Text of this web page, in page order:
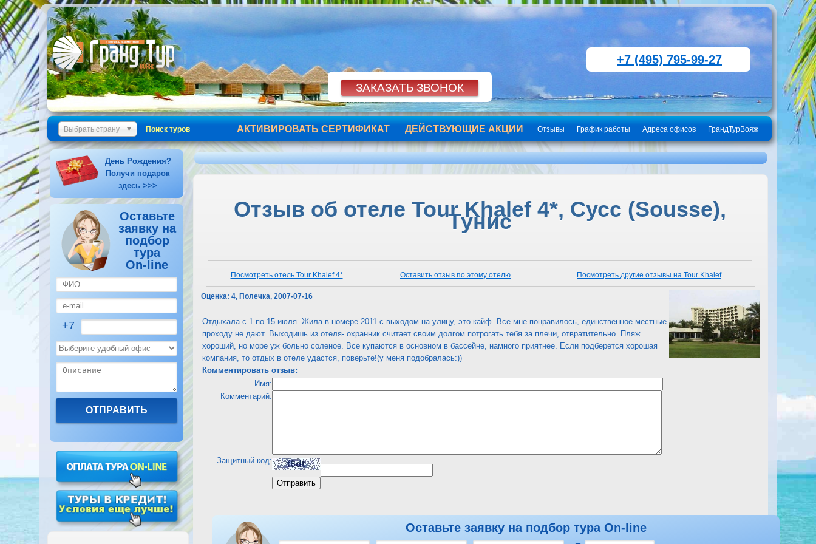
+7 (495) 795-99-27
Выбрать страну Поиск туров ГрандТурВояж
Адреса офисов
График работы
Отзывы
ДЕЙСТВУЮЩИЕ АКЦИИ
АКТИВИРОВАТЬ СЕРТИФИКАТ
День Рождения?
Получи подарок
здесь >>>
Оставьте
заявку на
подбор
тура
On-line
+7
Отзыв об отеле Tour Khalef 4*, Сусс (Sousse),
Тунис
Посмотреть отель Tour Khalef 4* Оставить отзыв по этому отелю Посмотреть другие отзывы на Tour Khalef
Оценка: 4, Полечка, 2007-07-16
Отдыхала с 1 по 15 июля. Жила в номере 2011 с выходом на улицу, это кайф. Все мне понравилось, единственное местные
проходу не дают. Выходишь из отеля- охранник считает своим долгом потрогать тебя за плечи, отвратительно. Пляж
хороший, но море уж больно соленое. Все купаются в основном в бассейне, намного приятнее. Если подберется хорошая
компания, то отдых в отеле удастся, поверьте!(у меня подобралась:))
Комментировать отзыв:
Имя:
Комментарий:
Защитный код:
Посмотреть отель Tour Khalef 4* Оставить отзыв по этому отелю Посмотреть другие отзывы на Tour Khalef
Оставьте заявку на подбор тура On-line